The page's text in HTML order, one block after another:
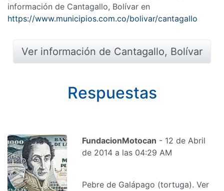
información de Cantagallo, Bolívar en
https://www.municipios.com.co/bolivar/cantagallo
Ver información de Cantagallo, Bolívar
Respuestas
FundacionMotocan - 12 de Abril
de 2014 a las 04:29 AM
Pebre de Galápago (tortuga). Ver